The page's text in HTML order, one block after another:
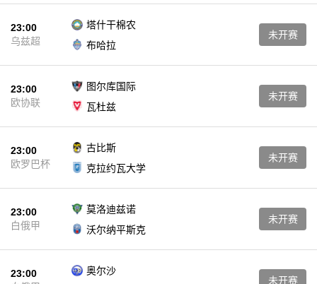
23:00
乌兹超
塔什干棉农
布哈拉
未开赛
23:00
欧协联
图尔库国际
瓦杜兹
未开赛
23:00
欧罗巴杯
古比斯
克拉约瓦大学
未开赛
23:00
白俄甲
莫洛迪兹诺
沃尔纳平斯克
未开赛
23:00
奥尔沙
未开赛